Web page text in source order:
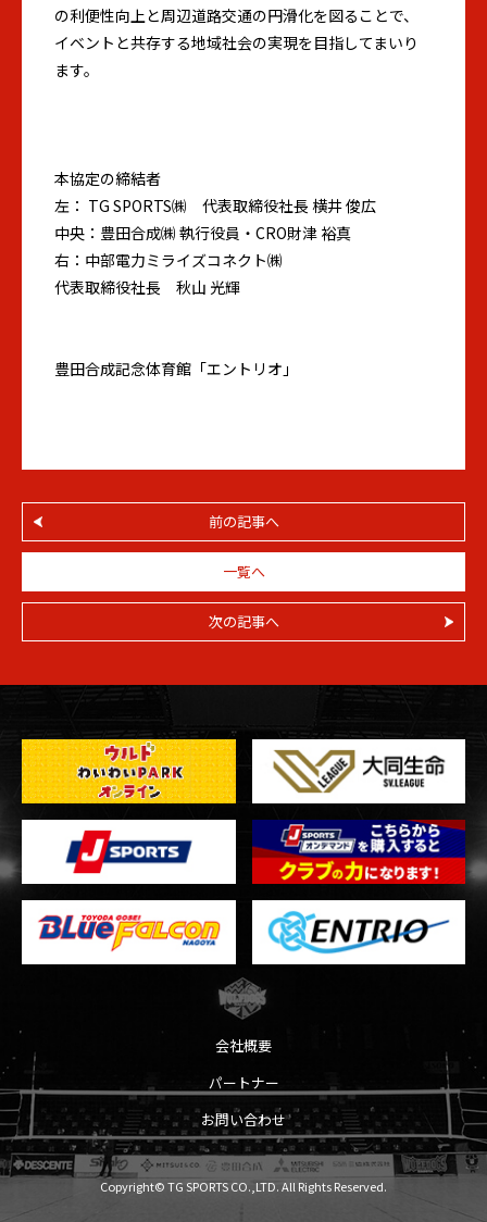
の利便性向上と周辺道路交通の円滑化を図ることで、
イベントと共存する地域社会の実現を目指してまいり
ます。
本協定の締結者
左： TG SPORTS㈱ 代表取締役社長 横井 俊広
中央：豊田合成㈱ 執行役員・CRO財津 裕真
右：中部電力ミライズコネクト㈱
代表取締役社長 秋山 光輝
豊田合成記念体育館「エントリオ」
前の記事へ
一覧へ
次の記事へ
会社概要
パートナー
お問い合わせ
Copyright© TG SPORTS CO.,LTD. All Rights Reserved.